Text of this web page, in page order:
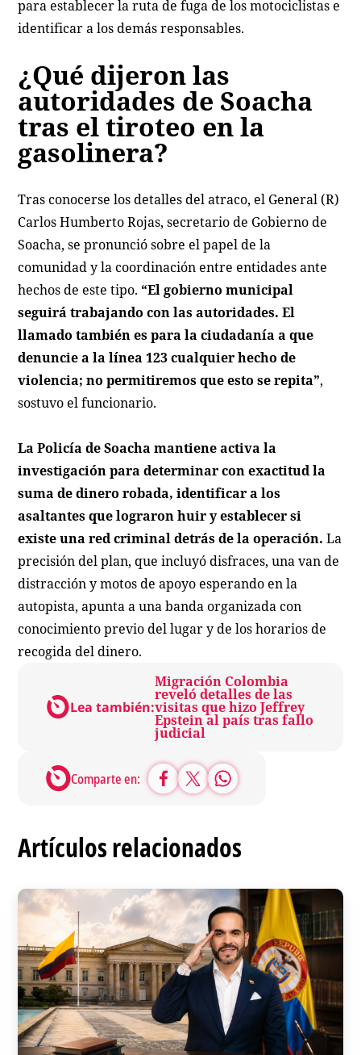
para establecer la ruta de fuga de los motociclistas e
identificar a los demás responsables.
¿Qué dijeron las
autoridades de Soacha
tras el tiroteo en la
gasolinera?
Tras conocerse los detalles del atraco, el General (R)
Carlos Humberto Rojas, secretario de Gobierno de
Soacha, se pronunció sobre el papel de la
comunidad y la coordinación entre entidades ante
hechos de este tipo. “El gobierno municipal
seguirá trabajando con las autoridades. El
llamado también es para la ciudadanía a que
denuncie a la línea 123 cualquier hecho de
violencia; no permitiremos que esto se repita”,
sostuvo el funcionario.
La Policía de Soacha mantiene activa la
investigación para determinar con exactitud la
suma de dinero robada, identificar a los
asaltantes que lograron huir y establecer si
existe una red criminal detrás de la operación. La
precisión del plan, que incluyó disfraces, una van de
distracción y motos de apoyo esperando en la
autopista, apunta a una banda organizada con
conocimiento previo del lugar y de los horarios de
recogida del dinero.
Lea también:
Migración Colombia
reveló detalles de las
visitas que hizo Jeffrey
Epstein al país tras fallo
judicial
Comparte en:
Artículos relacionados